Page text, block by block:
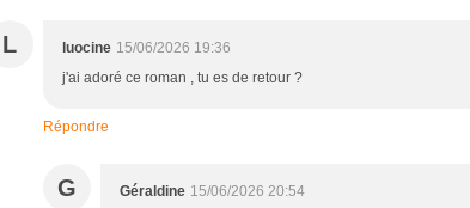
L luocine 15/06/2026 19:36
j'ai adoré ce roman , tu es de retour ?
Répondre
G Géraldine 15/06/2026 20:54